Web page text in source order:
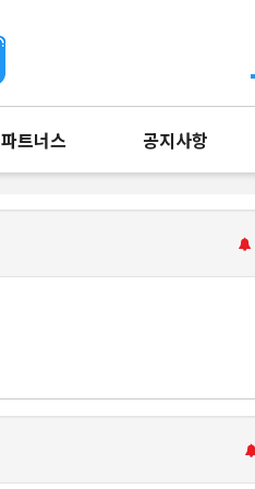
파트너스 공지사항